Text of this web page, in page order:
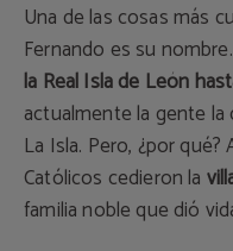
Una de las cosas más
Fernando es su
la Real Isla de León
actualmente la gente
La Isla. Pero, ¿por
Católicos cedieron la
familia noble que dió